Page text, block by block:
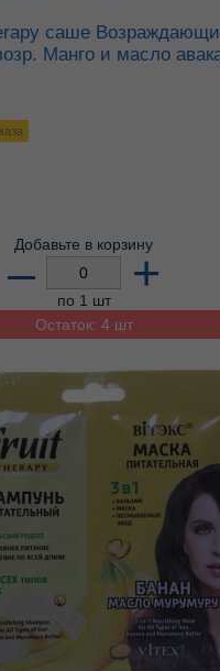
Манго и масло
Добавьте в корзину
– +
по 1 шт
Остаток: 4 шт